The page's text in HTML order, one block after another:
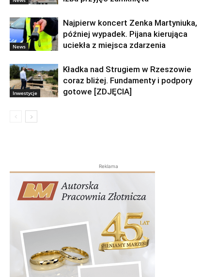
News
Najpierw koncert Zenka Martyniuka,
później wypadek. Pijana kierująca
uciekła z miejsca zdarzenia
Inwestycje
Kładka nad Strugiem w Rzeszowie
coraz bliżej. Fundamenty i podpory
gotowe [ZDJĘCIA]
Reklama